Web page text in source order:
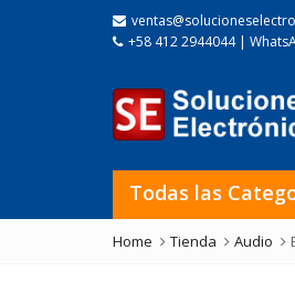
+58 412 2944044 |
Todas las
Home Tienda Audio